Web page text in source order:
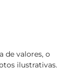
de valores, o
ilustrativas.